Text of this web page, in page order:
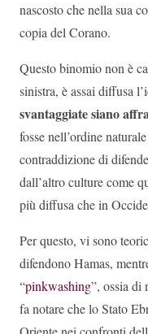
nascosto che nella sua
copia del Corano.
Questo binomio non è
sinistra, è assai diffusa
svantaggiate siano
fosse nell’ordine
contraddizione di
dall’altro culture come
più diffusa che in
Per questo, vi sono
difendono Hamas,
“pinkwashing”, ossia di
fa notare che lo Stato